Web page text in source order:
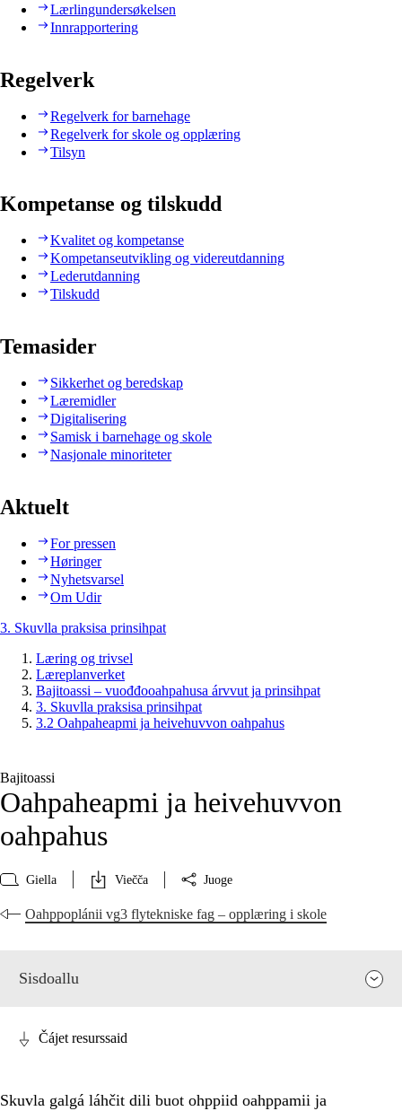
Lærlingundersøkelsen
Innrapportering
Regelverk
Regelverk for barnehage
Regelverk for skole og opplæring
Tilsyn
Kompetanse og tilskudd
Kvalitet og kompetanse
Kompetanseutvikling og videreutdanning
Lederutdanning
Tilskudd
Temasider
Sikkerhet og beredskap
Læremidler
Digitalisering
Samisk i barnehage og skole
Nasjonale minoriteter
Aktuelt
For pressen
Høringer
Nyhetsvarsel
Om Udir
3. Skuvlla praksisa prinsihpat
Læring og trivsel
Læreplanverket
Bajitoassi – vuođđooahpahusa árvvut ja prinsihpat
3. Skuvlla praksisa prinsihpat
3.2 Oahpaheapmi ja heivehuvvon oahpahus
Bajitoassi
Oahpaheapmi ja heivehuvvon
oahpahus
Giella Viečča Juoge
Oahppoplánii vg3 flytekniske fag – opplæring i skole
Sisdoallu
Čájet resurssaid
Skuvla galgá láhčit dili buot ohppiid oahppamii ja